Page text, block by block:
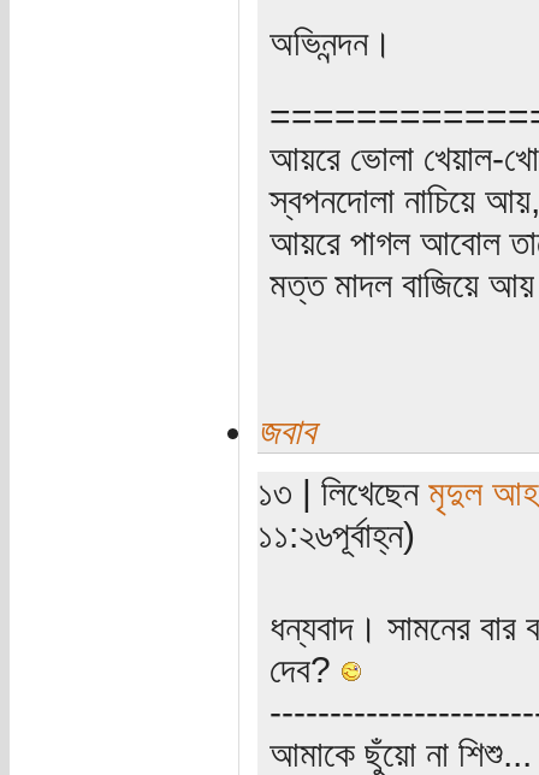
অভিনন্দন।
আয়রে ভোলা খেয়াল-
স্বপনদোলা নাচিয়ে আয়,
আয়রে পাগল আবোল
মত্ত মাদল বাজিয়ে
জবাব
১৩ | লিখেছেন মৃদুল
১১:২৬পূর্বাহ্ন)
ধন্যবাদ। সামনের বার
দেব?
আমাকে ছুঁয়ো না শিশু...